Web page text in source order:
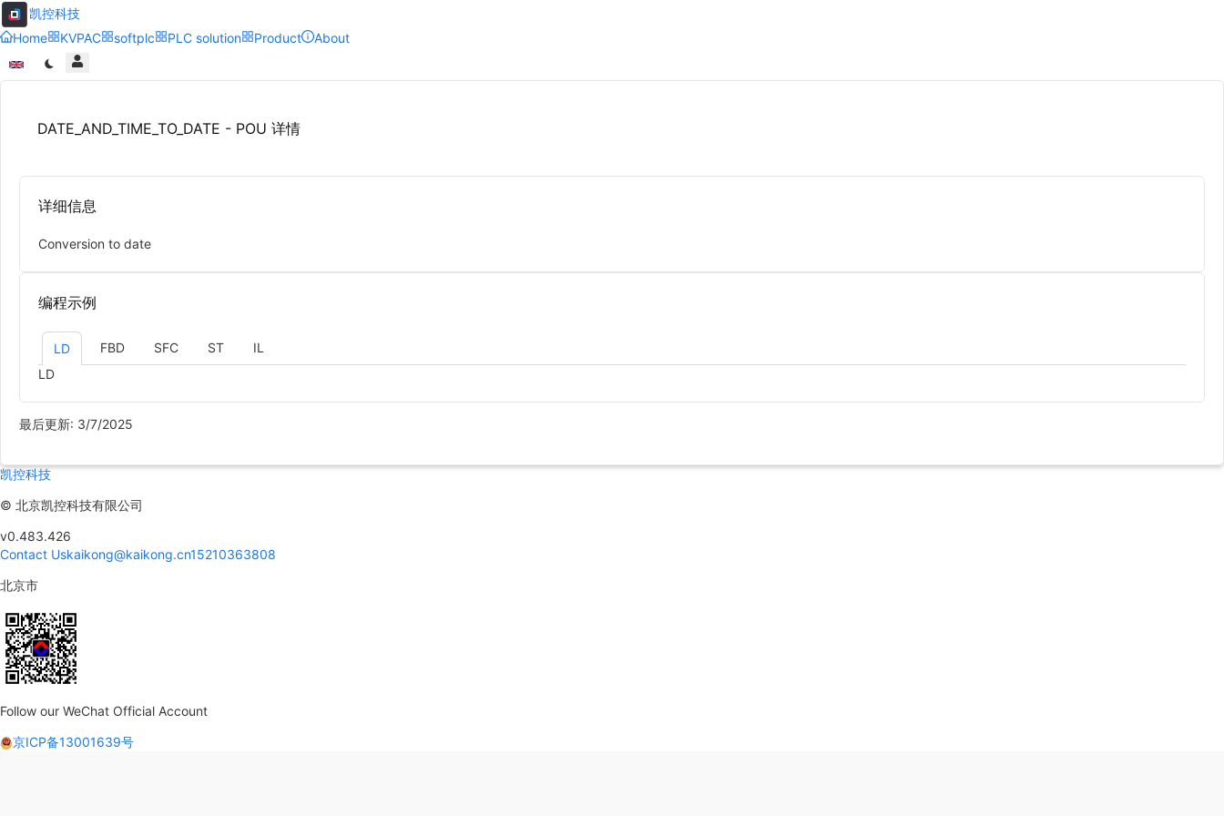
凯控科技
Home
KVPAC softplc PLC solution Product About
DATE_AND_TIME_TO_DATE - POU 详情
详细信息
Conversion to date
编程示例
LD FBD SFC ST
IL
LD
最后更新: 3/7/2025
凯控科技
© 北京凯控科技有限公司
v0.483.426
Contact Uskaikong@kaikong.cn15210363808
北京市
Follow our WeChat Official Account
京ICP备13001639号